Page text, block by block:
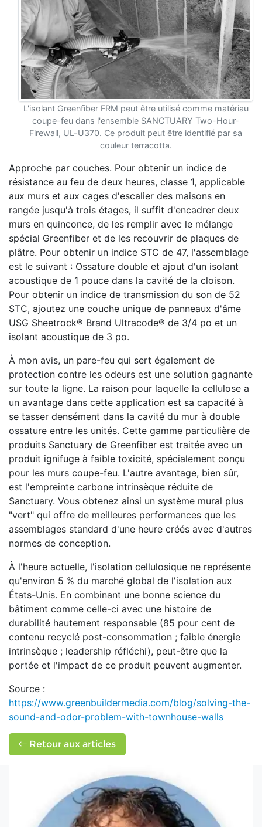
L'isolant Greenfiber FRM peut être utilisé comme matériau
coupe-feu dans l'ensemble SANCTUARY Two-Hour-
Firewall, UL-U370. Ce produit peut être identifié par sa
couleur terracotta.
Approche par couches. Pour obtenir un indice de
résistance au feu de deux heures, classe 1, applicable
aux murs et aux cages d'escalier des maisons en
rangée jusqu'à trois étages, il suffit d'encadrer deux
murs en quinconce, de les remplir avec le mélange
spécial Greenfiber et de les recouvrir de plaques de
plâtre. Pour obtenir un indice STC de 47, l'assemblage
est le suivant : Ossature double et ajout d'un isolant
acoustique de 1 pouce dans la cavité de la cloison.
Pour obtenir un indice de transmission du son de 52
STC, ajoutez une couche unique de panneaux d'âme
USG Sheetrock® Brand Ultracode® de 3/4 po et un
isolant acoustique de 3 po.
À mon avis, un pare-feu qui sert également de
protection contre les odeurs est une solution gagnante
sur toute la ligne. La raison pour laquelle la cellulose a
un avantage dans cette application est sa capacité à
se tasser densément dans la cavité du mur à double
ossature entre les unités. Cette gamme particulière de
produits Sanctuary de Greenfiber est traitée avec un
produit ignifuge à faible toxicité, spécialement conçu
pour les murs coupe-feu. L'autre avantage, bien sûr,
est l'empreinte carbone intrinsèque réduite de
Sanctuary. Vous obtenez ainsi un système mural plus
"vert" qui offre de meilleures performances que les
assemblages standard d'une heure créés avec d'autres
normes de conception.
À l'heure actuelle, l'isolation cellulosique ne représente
qu'environ 5 % du marché global de l'isolation aux
États-Unis. En combinant une bonne science du
bâtiment comme celle-ci avec une histoire de
durabilité hautement responsable (85 pour cent de
contenu recyclé post-consommation ; faible énergie
intrinsèque ; leadership réfléchi), peut-être que la
portée et l'impact de ce produit peuvent augmenter.
Source :
https://www.greenbuildermedia.com/blog/solving-the-
sound-and-odor-problem-with-townhouse-walls
Retour aux articles